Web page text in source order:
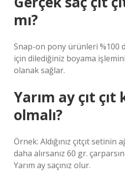
mı?
Snap-on pony ürünleri %100
için dilediğiniz boyama
olanak sağlar.
Yarım ay çıt
olmalı?
Örnek: Aldığınız çıtçıt setinin
daha alırsanız 60 gr.
Yarım ay saçınız olur.